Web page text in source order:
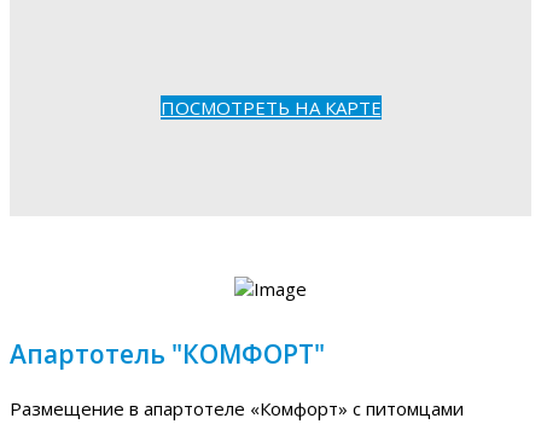
ПОСМОТРЕТЬ НА КАРТЕ
Апартотель "КОМФОРТ"
Размещение в апартотеле «Комфорт» с питомцами